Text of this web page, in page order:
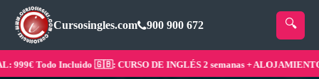
Cursosingles.com 900 900 672
Todo Incluido 🇬🇧: CURSO DE INGLÉS 2 semanas +